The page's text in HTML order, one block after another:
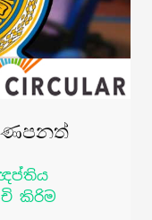
කිරිම